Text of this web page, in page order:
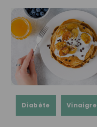
Diabète Vinaigre